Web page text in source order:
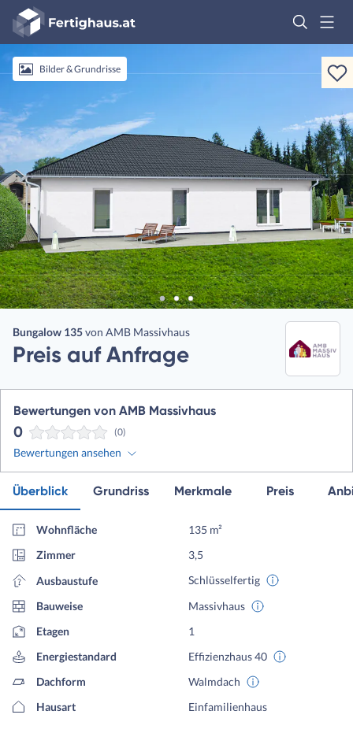
Fertighaus
Logo
AnmeldenBilder & Grundrisse
Bungalow 135von AMB Massivhaus
Preis auf Anfrage
Bewertungen von AMB Massivhaus
0 (0)
Bewertungen ansehen
Überblick Grundriss Merkmale Preis
Wohnfläche
135 m²
Zimmer
3,5
Ausbaustufe
Schlüsselfertig
Bauweise
Massivhaus
Etagen
1
Energiestandard
Effizienzhaus 40
Dachform
Walmdach
Hausart
Einfamilienhaus